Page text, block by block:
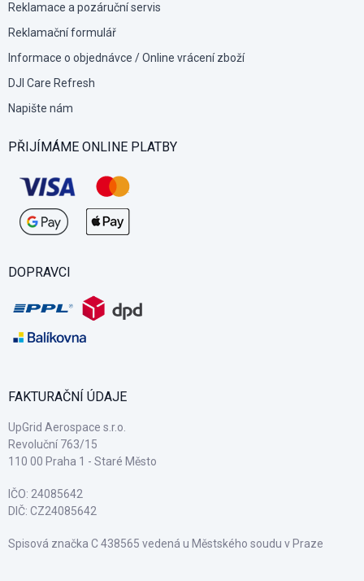
Reklamace a pozáruční servis
Reklamační formulář
Informace o objednávce / Online vrácení zboží
DJI Care Refresh
Napište nám
PŘIJÍMÁME ONLINE PLATBY
DOPRAVCI
FAKTURAČNÍ ÚDAJE
UpGrid Aerospace s.r.o.
Revoluční 763/15
110 00 Praha 1 - Staré Město
IČO: 24085642
DIČ: CZ24085642
Spisová značka C 438565 vedená u Městského soudu v Praze